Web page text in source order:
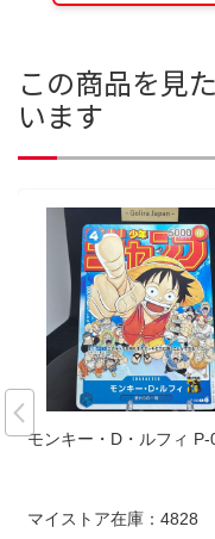
この商品を見
います
モンキー・D・ルフィ
マイストア在庫： 4828